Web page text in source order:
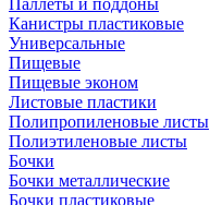
Паллеты и поддоны
Канистры пластиковые
Универсальные
Пищевые
Пищевые эконом
Листовые пластики
Полипропиленовые листы
Полиэтиленовые листы
Бочки
Бочки металлические
Бочки пластиковые